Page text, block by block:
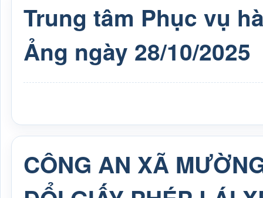
Trung tâm Phục vụ
Ảng ngày 28/10/2025
CÔNG AN XÃ